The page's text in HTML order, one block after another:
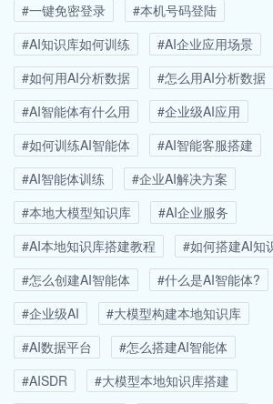
#一键免密登录
#本机号码登陆
#AI知识库如何训练
#AI企业应用场景
#如何用AI分析数据
#怎么用AI分析数据
#AI智能体有什么用
#企业级AI应用
#如何训练AI智能体
#AI智能客服搭建
#AI智能体训练
#企业AI解决方案
#本地大模型知识库
#AI企业服务
#AI本地知识库搭建教程
#如何搭建AI知
#怎么创建AI智能体
#什么是AI智能体?
#企业级AI
#大模型构建本地知识库
#AI数据平台
#怎么搭建AI智能体
#AISDR
#大模型本地知识库搭建